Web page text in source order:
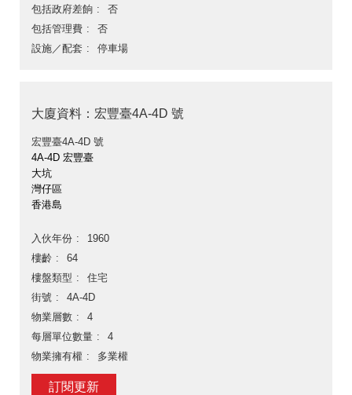
包括政府差餉
否
包括管理費
否
設施／配套
停車場
大廈資料：宏豐臺4A-4D 號
宏豐臺4A-4D 號
4A-4D 宏豐臺
大坑
灣仔區
香港島
入伙年份
1960
樓齡
64
樓盤類型
住宅
街號
4A-4D
物業層數
4
每層單位數量
4
物業擁有權
多業權
訂閱更新